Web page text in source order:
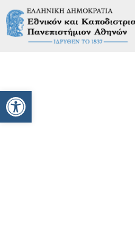
Ανοίξτε τη γραμμή εργαλείων